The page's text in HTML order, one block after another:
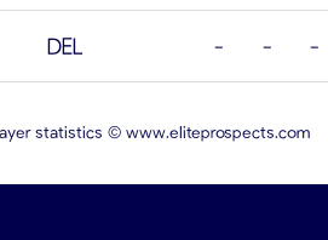
DEL - - -
statistics © www.eliteprospects.com